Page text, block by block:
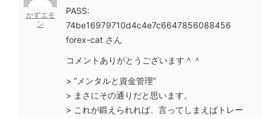
かずエモ
ン
PASS:
74be16979710d4c4e7c6647856088456
forex-cat さん
コメントありがとうございます＾＾
> ”メンタルと資金管理”
> まさにその通りだと思います。
> これが鍛えられれば、言ってしまえばトレー